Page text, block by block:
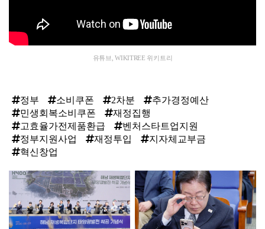
유튜브, WIKITREE 위키트리
정부 소비쿠폰 2차분
추가경정예산
민생회복소비쿠폰
재정집행
고효율가전제품환급
벤처스타트업지원
정부지원사업
재정투입
지자체교부금
혁신창업
탑
인